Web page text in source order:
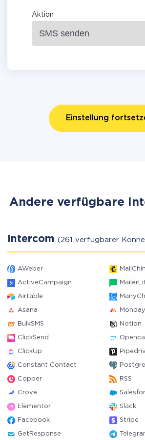
Aktion
Einstellung
Andere verfügbare
Intercom (261 verfügbarer
AWeber
ActiveCampaign
Airtable
Asana
BulkSMS Notion
ClickSend
ClickUp
Constant Contact
Copper RSS
Crove
Elementor Slack
Facebook Stripe
GetResponse